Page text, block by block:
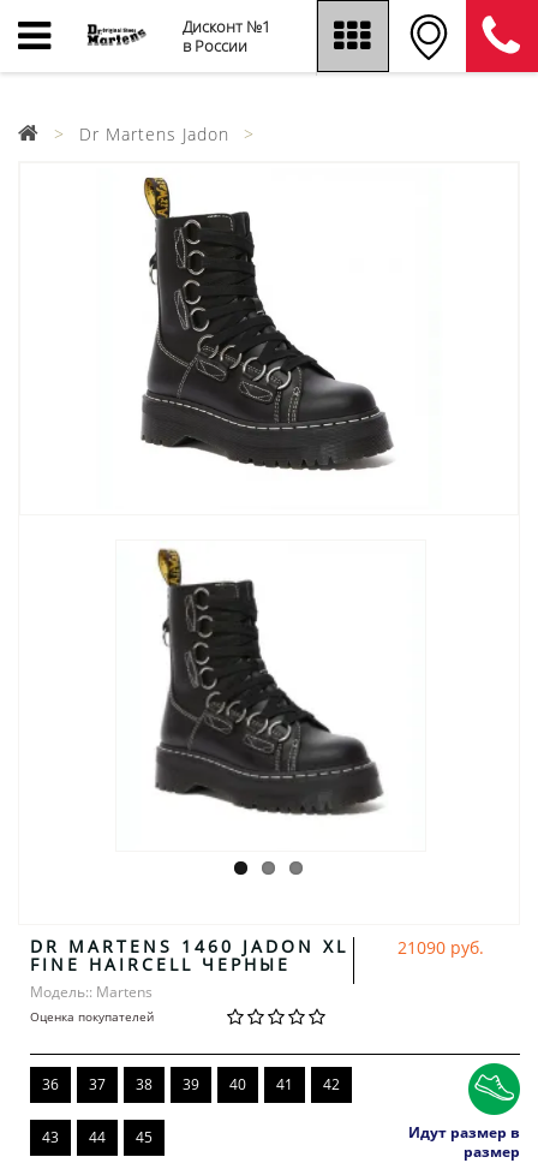
Дисконт №1
в России
Dr Martens Jadon
DR MARTENS 1460 JADON XL
FINE HAIRCELL ЧЕРНЫЕ
Модель:: Martens
Оценка покупателей
21090 руб.
36 37 38 39 40 41 42
43 44 45
Идут размер в
размер